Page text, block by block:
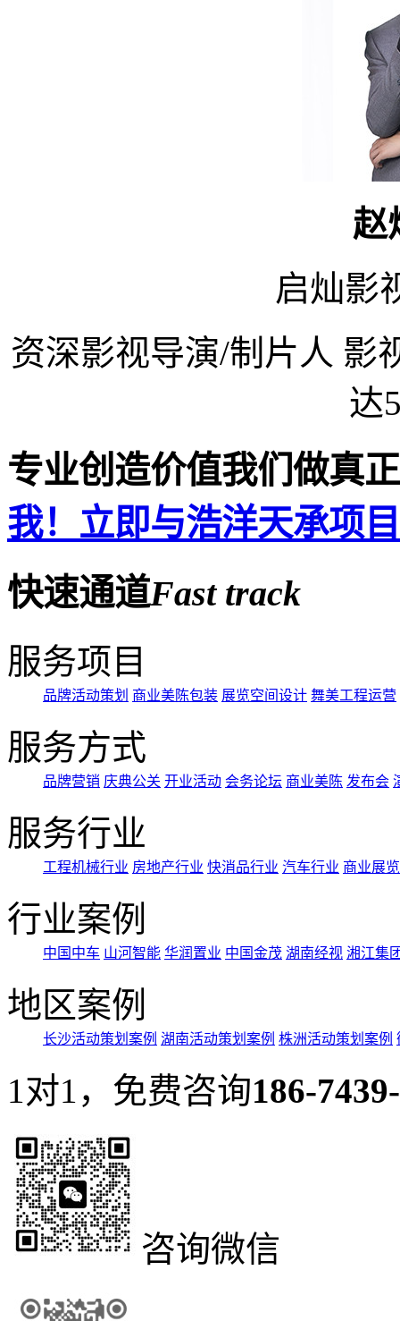
赵
启灿影
资深影视导演/制片人 影
达
专业创造价值我们做真
我！立即与浩洋天承项
快速通道Fast track
服务项目
品牌活动策划 商业美陈包装 展览空间设计 舞美工程运营
服务方式
品牌营销 庆典公关 开业活动 会务论坛 商业美陈 发布会
服务行业
工程机械行业 房地产行业 快消品行业 汽车行业 商业展览
行业案例
中国中车 山河智能 华润置业 中国金茂 湖南经视 湘江集
地区案例
长沙活动策划案例 湖南活动策划案例 株洲活动策划案例
1对1，免费咨询186-
咨询微信